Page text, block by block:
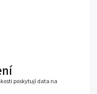
poskytují data na